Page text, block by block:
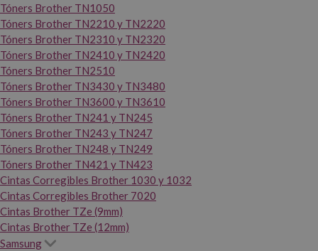
Tóners Brother TN1050
Tóners Brother TN2210 y TN2220
Tóners Brother TN2310 y TN2320
Tóners Brother TN2410 y TN2420
Tóners Brother TN2510
Tóners Brother TN3430 y TN3480
Tóners Brother TN3600 y TN3610
Tóners Brother TN241 y TN245
Tóners Brother TN243 y TN247
Tóners Brother TN248 y TN249
Tóners Brother TN421 y TN423
Cintas Corregibles Brother 1030 y 1032
Cintas Corregibles Brother 7020
Cintas Brother TZe (9mm)
Cintas Brother TZe (12mm)
Samsung